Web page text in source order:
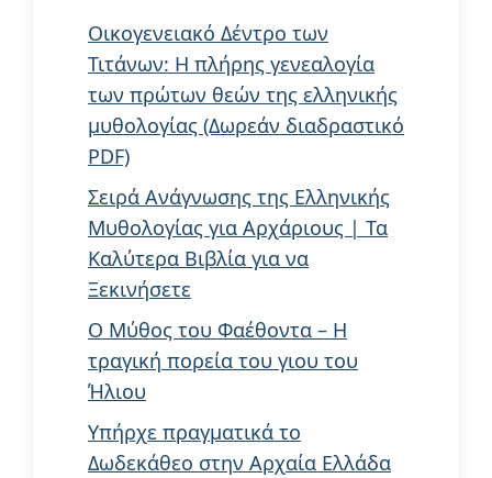
Οικογενειακό Δέντρο των
Τιτάνων: Η πλήρης γενεαλογία
των πρώτων θεών της ελληνικής
μυθολογίας (Δωρεάν διαδραστικό
PDF)
Σειρά Ανάγνωσης της Ελληνικής
Μυθολογίας για Αρχάριους | Τα
Καλύτερα Βιβλία για να
Ξεκινήσετε
Ο Μύθος του Φαέθοντα – Η
τραγική πορεία του γιου του
Ήλιου
Υπήρχε πραγματικά το
Δωδεκάθεο στην Αρχαία Ελλάδα